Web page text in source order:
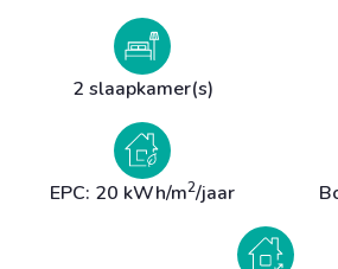
2 slaapkamer(s)
EPC: 20 kWh/m2/jaar